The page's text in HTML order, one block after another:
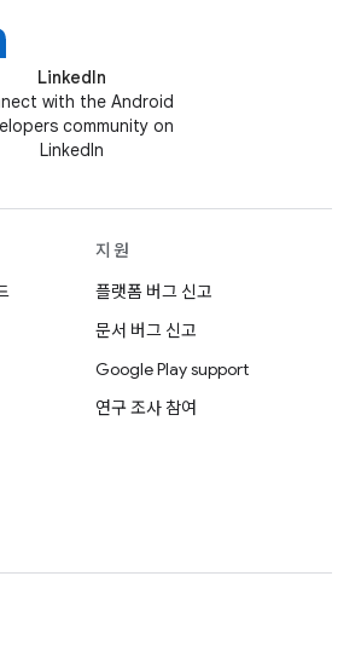
LinkedIn
with the Android
community on
LinkedIn
지원
플랫폼 버그 신고
문서 버그 신고
Google Play support
연구 조사 참여